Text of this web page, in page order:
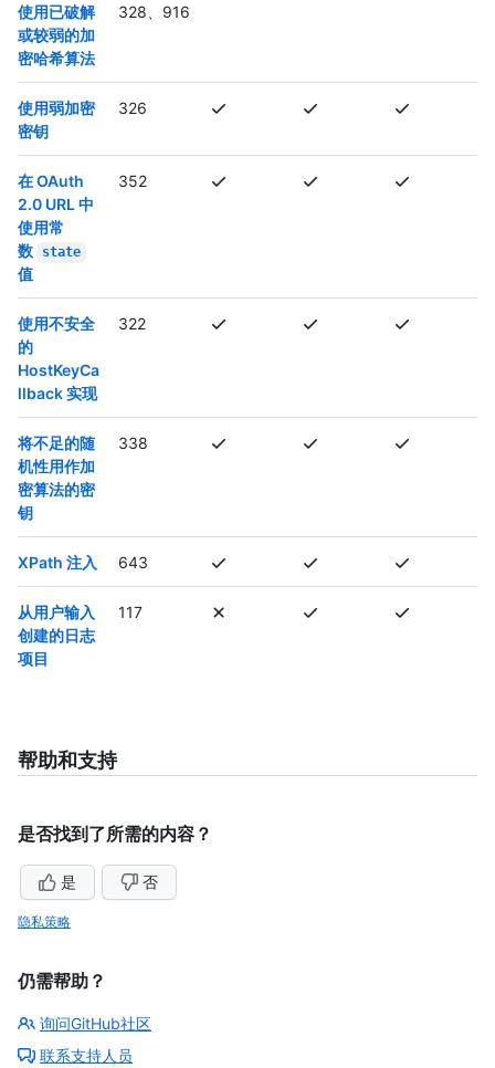
使用已破解
或较弱的加
密哈希算法
328、916
使用弱加密
密钥
326
在 OAuth
2.0 URL 中
使用常
数
state
值
352
使用不安全
的
HostKeyCa
llback 实现
322
将不足的随
机性用作加
密算法的密
钥
338
XPath 注入 643
从用户输入
创建的日志
项目
117
帮助和支持
是否找到了所需的内容？
是 否
隐私策略
仍需帮助？
询问GitHub社区
联系支持人员